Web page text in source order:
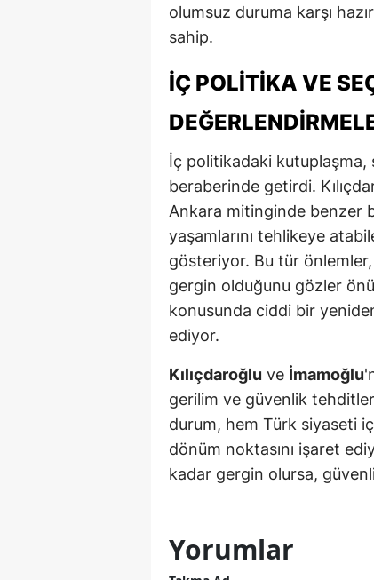
olumsuz duruma karşı
sahip.
İÇ POLITIKA VE
İç politikadaki
beraberinde getirdi.
Ankara mitinginde benzer
yaşamlarını tehlikeye
gösteriyor. Bu tür
gergin olduğunu gözler
konusunda ciddi bir
ediyor.
Kılıçdaroğlu ve İmamoğlu
gerilim ve güvenlik
durum, hem Türk siyaseti
dönüm noktasını işaret
kadar gergin olursa,
Yorumlar